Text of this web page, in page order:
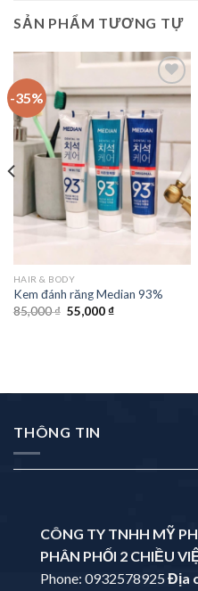
SẢN PHẨM TƯƠNG TỰ
-35%
Add to
Wishlist
HAIR & BODY
Kem đánh răng Median 93%
85,000₫ 55,000₫
THÔNG TIN
CÔNG TY TNHH MỸ
PHÂN PHỐI 2 CHIỀU
Phone: 0932578925Địa